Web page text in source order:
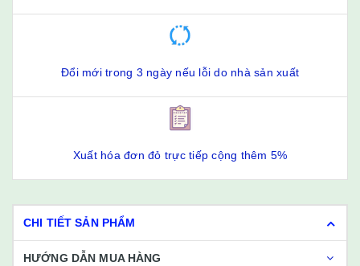
Đổi mới trong 3 ngày nếu lỗi do nhà sản xuất
Xuất hóa đơn đỏ trực tiếp cộng thêm 5%
CHI TIẾT SẢN PHẨM
HƯỚNG DẪN MUA HÀNG